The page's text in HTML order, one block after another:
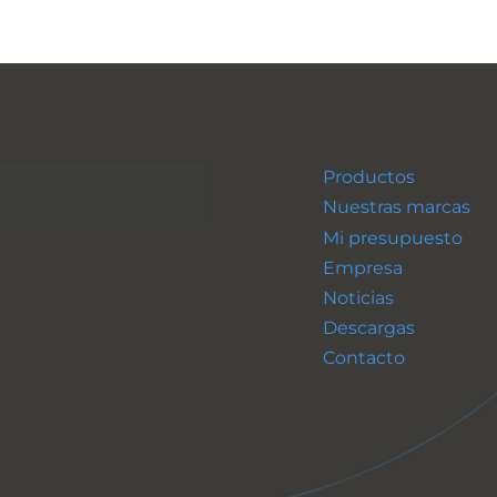
Productos
Nuestras marcas
Mi presupuesto
Empresa
Noticias
Descargas
Contacto